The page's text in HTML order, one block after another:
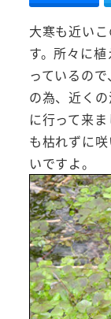
大寒も近い
す。所々に
っているの
の為、近くの
に行って来
も枯れずに
いですよ。